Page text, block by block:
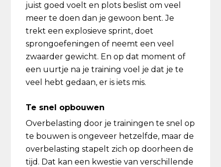
juist goed voelt en plots beslist om veel
meer te doen dan je gewoon bent. Je
trekt een explosieve sprint, doet
sprongoefeningen of neemt een veel
zwaarder gewicht. En op dat moment of
een uurtje na je training voel je dat je te
veel hebt gedaan, er is iets mis.
Te snel opbouwen
Overbelasting door je trainingen te snel op
te bouwen is ongeveer hetzelfde, maar de
overbelasting stapelt zich op doorheen de
tijd. Dat kan een kwestie van verschillende